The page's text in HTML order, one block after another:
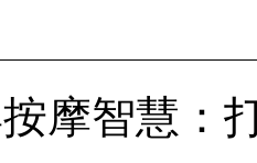
摩智慧：